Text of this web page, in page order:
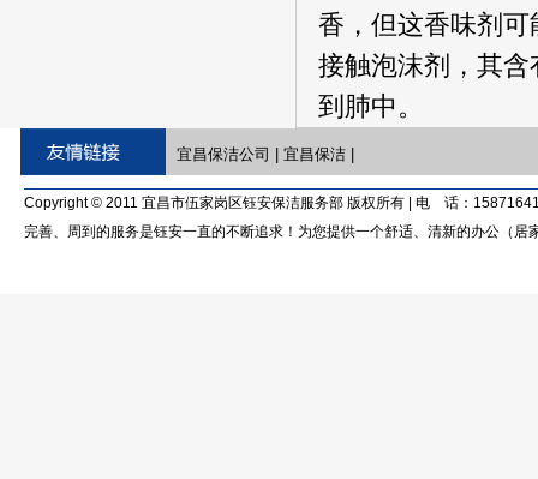
香，但这香味剂
接触泡沫剂，其
到肺中。
宜昌保洁公司 宜昌保洁|
Copyright © 2011 宜昌市伍家岗区钰安保洁服务部 版权所有 | 电 话：
完善、周到的服务是钰安一直的不断追求！为您提供一个舒适、清新的办公（